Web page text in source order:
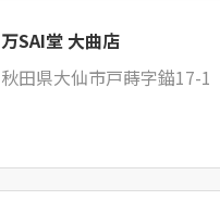
万SAI堂 大曲店
秋田県大仙市戸蒔字錨17-1